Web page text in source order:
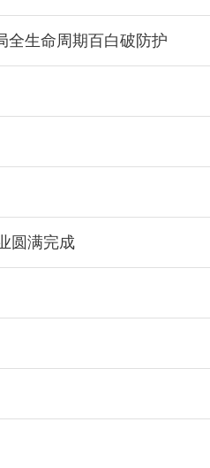
全生命周期百白破防护
圆满完成